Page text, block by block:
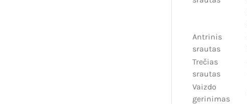
Antrinis
srautas
Trečias
srautas
Vaizdo
gerinimas